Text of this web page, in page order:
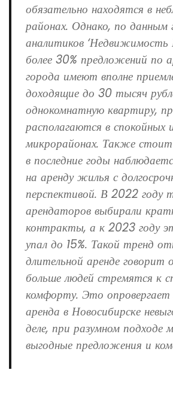
обязательно находятся в
районах. Однако, по данным
аналитиков ‘Недвижимость
более 30% предложений по
города имеют вполне
доходящие до 30 тысяч
однокомнатную квартиру,
располагаются в
микрорайонах. Также
в последние годы
на аренду жилья с
перспективой. В 2022 году
арендаторов выбирали
контракты, а к 2023 году
упал до 15%. Такой тренд
длительной аренде говорит
больше людей стремятся к
комфорту. Это
аренда в Новосибирске
деле, при разумном
выгодные предложения и